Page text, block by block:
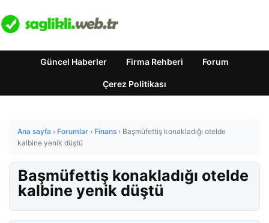
Güncel Haberler Firma Rehberi Forum
Çerez Politikası
Ana sayfa › Forumlar › Finans › Başmüfettiş konakladığı otelde
kalbine yenik düştü
Başmüfettiş konakladığı otelde
kalbine yenik düştü